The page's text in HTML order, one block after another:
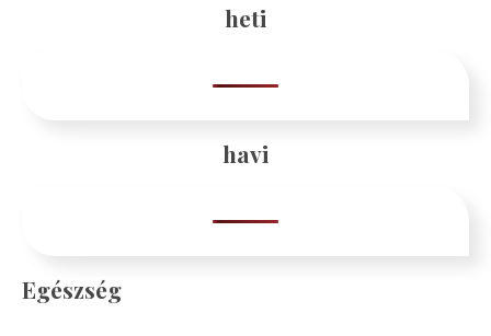
heti
havi
Egészség